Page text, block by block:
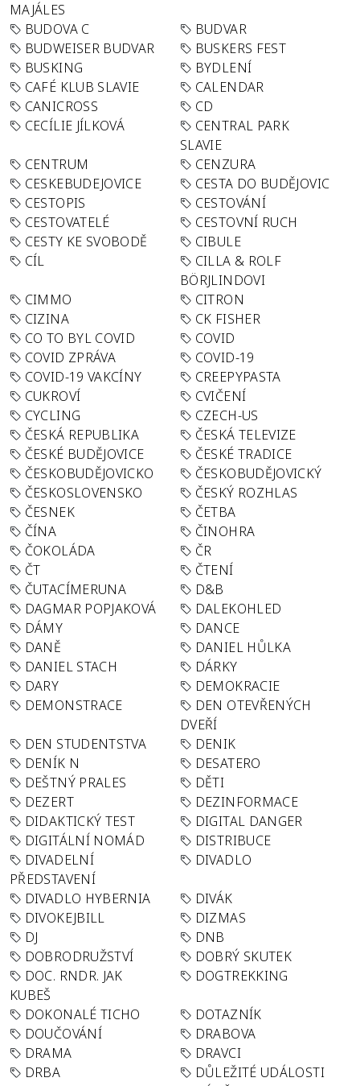
MAJÁLES
BUDOVA C
BUDVAR
BUDWEISER BUDVAR
BUSKERS FEST
BUSKING
BYDLENÍ
CAFÉ KLUB SLAVIE
CALENDAR
CANICROSS
CD
CECÍLIE JÍLKOVÁ
CENTRAL PARK
SLAVIE
CENTRUM
CENZURA
CESKEBUDEJOVICE
CESTA DO BUDĚJOVIC
CESTOPIS
CESTOVÁNÍ
CESTOVATELÉ
CESTOVNÍ RUCH
CESTY KE SVOBODĚ
CIBULE
CÍL
CILLA & ROLF
BÖRJLINDOVI
CIMMO
CITRON
CIZINA
CK FISHER
CO TO BYL COVID
COVID
COVID ZPRÁVA
COVID-19
COVID-19 VAKCÍNY
CREEPYPASTA
CUKROVÍ
CVIČENÍ
CYCLING
CZECH-US
ČESKÁ REPUBLIKA
ČESKÁ TELEVIZE
ČESKÉ BUDĚJOVICE
ČESKÉ TRADICE
ČESKOBUDĚJOVICKO
ČESKOBUDĚJOVICKÝ
ČESKOSLOVENSKO
ČESKÝ ROZHLAS
ČESNEK
ČETBA
ČÍNA
ČINOHRA
ČOKOLÁDA
ČR
ČT
ČTENÍ
ČUTACÍMERUNA
D&B
DAGMAR POPJAKOVÁ
DALEKOHLED
DÁMY
DANCE
DANĚ
DANIEL HŮLKA
DANIEL STACH
DÁRKY
DARY
DEMOKRACIE
DEMONSTRACE
DEN OTEVŘENÝCH
DVEŘÍ
DEN STUDENTSTVA
DENIK
DENÍK N
DESATERO
DEŠTNÝ PRALES
DĚTI
DEZERT
DEZINFORMACE
DIDAKTICKÝ TEST
DIGITAL DANGER
DIGITÁLNÍ NOMÁD
DISTRIBUCE
DIVADELNÍ
PŘEDSTAVENÍ
DIVADLO
DIVADLO HYBERNIA
DIVÁK
DIVOKEJBILL
DIZMAS
DJ
DNB
DOBRODRUŽSTVÍ
DOBRÝ SKUTEK
DOC. RNDR. JAK
KUBEŠ
DOGTREKKING
DOKONALÉ TICHO
DOTAZNÍK
DOUČOVÁNÍ
DRABOVA
DRAMA
DRAVCI
DRBA
DŮLEŽITÉ UDÁLOSTI